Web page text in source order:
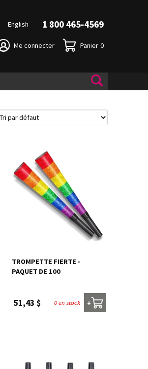
English 1 800 465-4569
Me connecter Panier 0
TROMPETTE FIERTE -
PAQUET DE 100
51,43 $ 0 en stock +